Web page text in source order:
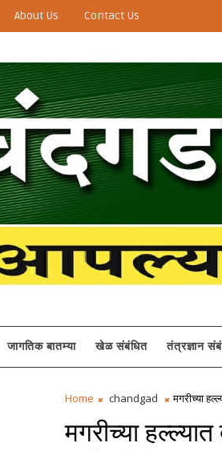
About Us Contact Us
जागतिक बातम्या खेळ संबंधित तंत्रज्ञान
Home chandgad मगरीच्या
मगरीच्या